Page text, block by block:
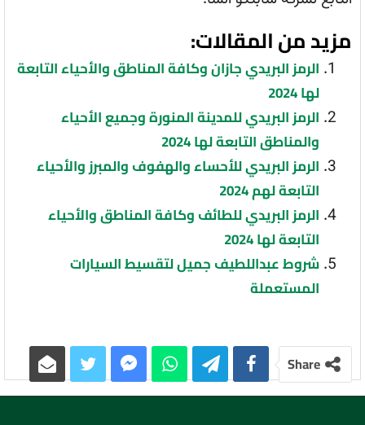
مزيد من المقالات:
الرمز البريدي جازان وكافة المناطق والأحياء التابعة
لها 2024
الرمز البريدي للمدينة المنورة وجميع الأحياء
والمناطق التابعة لها 2024
الرمز البريدي للأحساء والهفوف والمبرز والأحياء
التابعة لهم 2024
الرمز البريدي للطائف وكافة المناطق والأحياء
التابعة لها 2024
شروط عبداللطيف جميل لتقسيط السيارات
المستعملة
Share